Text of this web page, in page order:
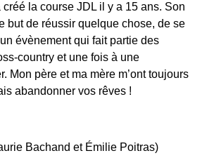
la course JDL il y a 15 ans. Son
but de réussir quelque chose, de se
évènement qui fait partie des
country et une fois à une
Mon père et ma mère m’ont toujours
abandonner vos rêves !
Bachand et Émilie Poitras)